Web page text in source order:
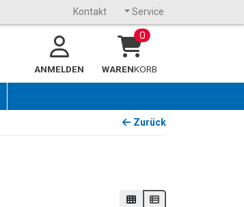
Kontakt Service
ANMELDEN
0
WARENKORB
Zurück